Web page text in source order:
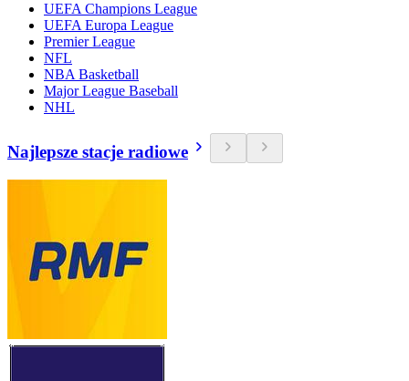
UEFA Champions League
UEFA Europa League
Premier League
NFL
NBA Basketball
Major League Baseball
NHL
Najlepsze stacje radiowe